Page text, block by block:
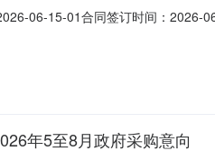
06-15-01合同签订时间：2026-
年5至8月政府采购意向